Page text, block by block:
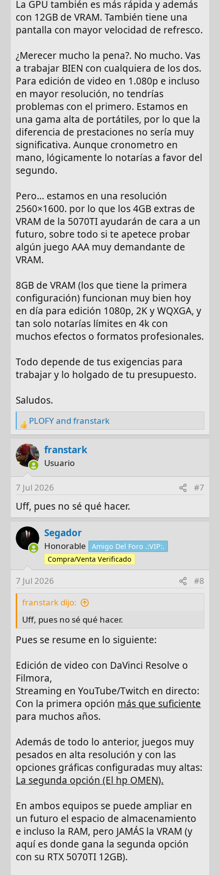
La GPU también es más rápida y además
con 12GB de VRAM. También tiene una
pantalla con mayor velocidad de refresco.
¿Merecer mucho la pena?. No mucho. Vas
a trabajar BIEN con cualquiera de los dos.
Para edición de video en 1.080p e incluso
en mayor resolución, no tendrías
problemas con el primero. Estamos en
una gama alta de portátiles, por lo que la
diferencia de prestaciones no sería muy
significativa. Aunque cronometro en
mano, lógicamente lo notarías a favor del
segundo.
Pero... estamos en una resolución
2560×1600. por lo que los 4GB extras de
VRAM de la 5070TI ayudarán de cara a un
futuro, sobre todo si te apetece probar
algún juego AAA muy demandante de
VRAM.
8GB de VRAM (los que tiene la primera
configuración) funcionan muy bien hoy
en día para edición 1080p, 2K y WQXGA, y
tan solo notarías límites en 4k con
muchos efectos o formatos profesionales.
Todo depende de tus exigencias para
trabajar y lo holgado de tu presupuesto.
Saludos.
R
e
a
c
i
o
n
s
:
PLOFYandfranstark
franstark
Usuario
7 Jul 2026 #7
Uff, pues no sé qué hacer.
Segador
Honorable
Amigo Del Foro .:VIP:.
Compra/Venta Verificado
7 Jul 2026
#8
franstark dijo:
Uff, pues no sé qué hacer.
Pues se resume en lo siguiente:
Edición de video con DaVinci Resolve o
Filmora,
Streaming en YouTube/Twitch en directo:
Con la primera opción más que suficiente
para muchos años.
Además de todo lo anterior, juegos muy
pesados en alta resolución y con las
opciones gráficas configuradas muy altas:
La segunda opción (El hp OMEN).
En ambos equipos se puede ampliar en
un futuro el espacio de almacenamiento
e incluso la RAM, pero JAMÁS la VRAM (y
aquí es donde gana la segunda opción
con su RTX 5070TI 12GB).